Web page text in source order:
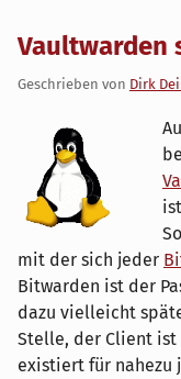
Vaultwarden
Geschrieben von Dirk
mit der sich jeder
Bitwarden ist der
dazu vielleicht
Stelle, der Client ist
existiert für nahezu